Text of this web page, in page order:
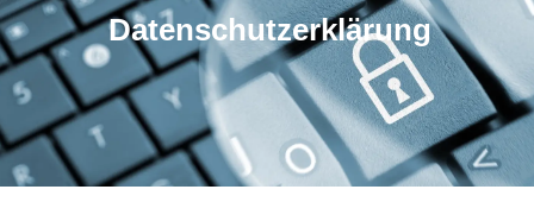
Datenschutzerklärung